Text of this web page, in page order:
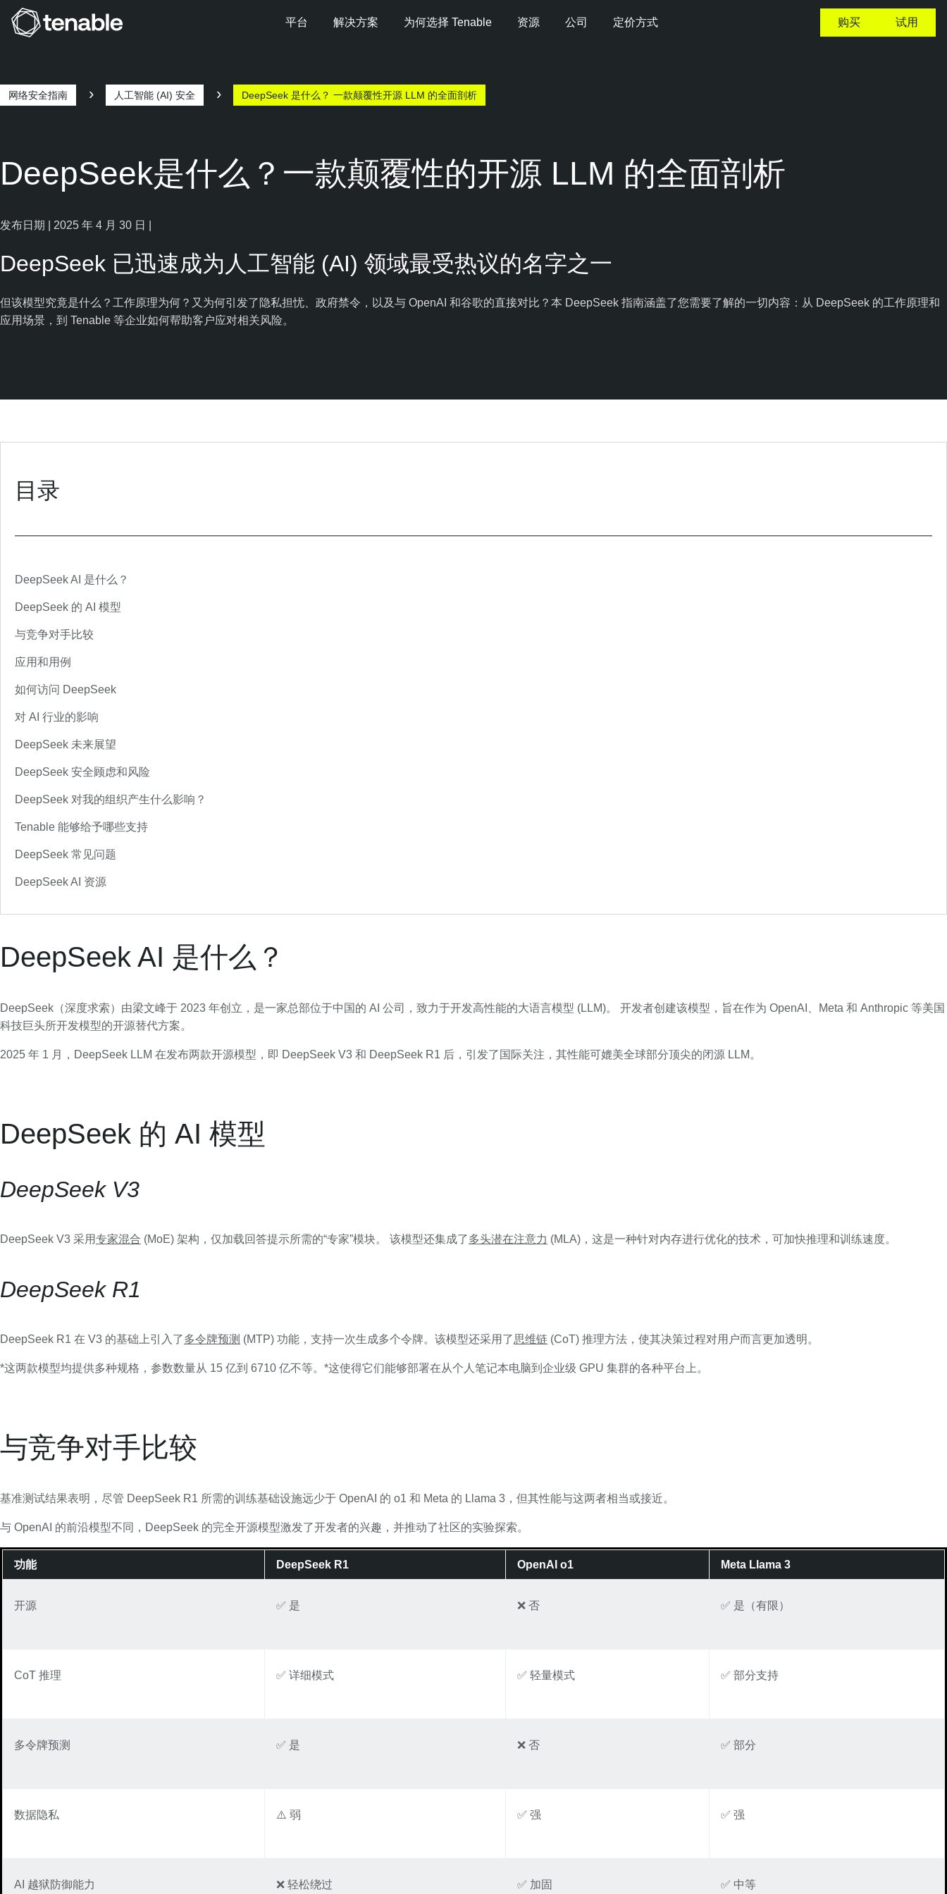
跳转至页脚
平台 解决方案 为何选择 Tenable 资源 公司 定价方式 购买 试用
网络安全指南 人工智能 (AI) 安全 DeepSeek 是什么？ 一款颠覆性开源 LLM 的全面剖析
DeepSeek是什么？一款颠覆性的开源 LLM 的全面剖析
发布日期 | 2025 年 4 月 30 日 |
DeepSeek 已迅速成为人工智能 (AI) 领域最受热议的名字之一
但该模型究竟是什么？工作原理为何？又为何引发了隐私担忧、政府禁令，以及与 OpenAI 和谷歌的直接对比？本 DeepSeek 指南涵盖了您需要了解的一切内容：从 DeepSeek 的工作原理和
应用场景，到 Tenable 等企业如何帮助客户应对相关风险。
目录
DeepSeek AI 是什么？
DeepSeek 的 AI 模型
与竞争对手比较
应用和用例
如何访问 DeepSeek
对 AI 行业的影响
DeepSeek 未来展望
DeepSeek 安全顾虑和风险
DeepSeek 对我的组织产生什么影响？
Tenable 能够给予哪些支持
DeepSeek 常见问题
DeepSeek AI 资源
DeepSeek AI 是什么？
DeepSeek（深度求索）由梁文峰于 2023 年创立，是一家总部位于中国的 AI 公司，致力于开发高性能的大语言模型 (LLM)。 开发者创建该模型，旨在作为 OpenAI、Meta 和 Anthropic 等美国
科技巨头所开发模型的开源替代方案。
2025 年 1 月，DeepSeek LLM 在发布两款开源模型，即 DeepSeek V3 和 DeepSeek R1 后，引发了国际关注，其性能可媲美全球部分顶尖的闭源 LLM。
DeepSeek 的 AI 模型
DeepSeek V3
DeepSeek V3 采用专家混合 (MoE) 架构，仅加载回答提示所需的“专家”模块。 该模型还集成了多头潜在注意力 (MLA)，这是一种针对内存进行优化的技术，可加快推理和训练速度。
DeepSeek R1
DeepSeek R1 在 V3 的基础上引入了多令牌预测 (MTP) 功能，支持一次生成多个令牌。该模型还采用了思维链 (CoT) 推理方法，使其决策过程对用户而言更加透明。
*这两款模型均提供多种规格，参数数量从 15 亿到 6710 亿不等。*这使得它们能够部署在从个人笔记本电脑到企业级 GPU 集群的各种平台上。
与竞争对手比较
基准测试结果表明，尽管 DeepSeek R1 所需的训练基础设施远少于 OpenAI 的 o1 和 Meta 的 Llama 3，但其性能与这两者相当或接近。
与 OpenAI 的前沿模型不同，DeepSeek 的完全开源模型激发了开发者的兴趣，并推动了社区的实验探索。
功能 DeepSeek R1 OpenAI o1 Meta Llama 3
开源 ✅ 是 ❌ 否 ✅ 是（有限）
CoT 推理 ✅ 详细模式 ✅ 轻量模式 ✅ 部分支持
多令牌预测 ✅ 是 ❌ 否 ✅ 部分
数据隐私 ⚠️ 弱 ✅ 强 ✅ 强
AI 越狱防御能力 ❌ 轻松绕过 ✅ 加固 ✅ 中等